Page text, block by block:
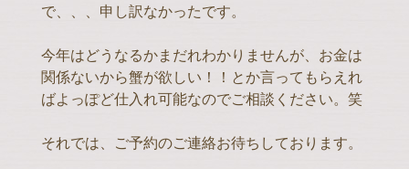
で、、、申し訳なかったです。
今年はどうなるかまだれわかりませんが、お金は
関係ないから蟹が欲しい！！とか言ってもらえれ
ばよっぽど仕入れ可能なのでご相談ください。笑
それでは、ご予約のご連絡お待ちしております。